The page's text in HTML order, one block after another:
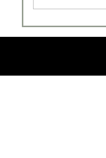
Cómo retener
en startups